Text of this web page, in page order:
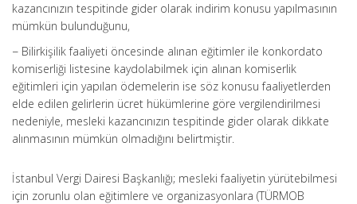
kazancınızın tespitinde gider olarak indirim konusu yapılmasının
mümkün bulunduğunu,
− Bilirkişilik faaliyeti öncesinde alınan eğitimler ile konkordato
komiserliği listesine kaydolabilmek için alınan komiserlik
eğitimleri için yapılan ödemelerin ise söz konusu faaliyetlerden
elde edilen gelirlerin ücret hükümlerine göre vergilendirilmesi
nedeniyle, mesleki kazancınızın tespitinde gider olarak dikkate
alınmasının mümkün olmadığını belirtmiştir.
İstanbul Vergi Dairesi Başkanlığı; mesleki faaliyetin yürütebilmesi
için zorunlu olan eğitimlere ve organizasyonlara (TÜRMOB